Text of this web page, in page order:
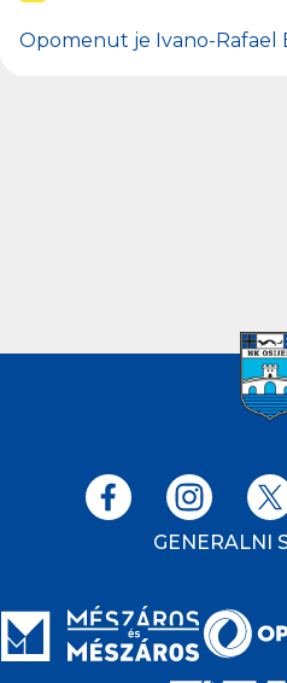
Opomenut je Ivano-Rafael
GENERALNI